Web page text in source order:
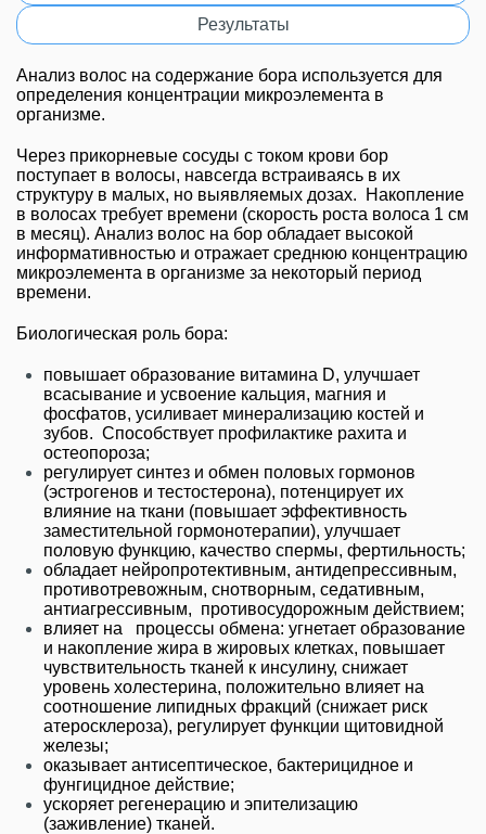
Результаты
Анализ волос на содержание бора используется для
определения концентрации микроэлемента в
организме.
Через прикорневые сосуды с током крови бор
поступает в волосы, навсегда встраиваясь в их
структуру в малых, но выявляемых дозах. Накопление
в волосах требует времени (скорость роста волоса 1 см
в месяц). Анализ волос на бор обладает высокой
информативностью и отражает среднюю концентрацию
микроэлемента в организме за некоторый период
времени.
Биологическая роль бора:
повышает образование витамина D, улучшает
всасывание и усвоение кальция, магния и
фосфатов, усиливает минерализацию костей и
зубов. Способствует профилактике рахита и
остеопороза;
регулирует синтез и обмен половых гормонов
(эстрогенов и тестостерона), потенцирует их
влияние на ткани (повышает эффективность
заместительной гормонотерапии), улучшает
половую функцию, качество спермы, фертильность;
обладает нейропротективным, антидепрессивным,
противотревожным, снотворным, седативным,
антиагрессивным, противосудорожным действием;
влияет на процессы обмена: угнетает образование
и накопление жира в жировых клетках, повышает
чувствительность тканей к инсулину, снижает
уровень холестерина, положительно влияет на
соотношение липидных фракций (снижает риск
атеросклероза), регулирует функции щитовидной
железы;
оказывает антисептическое, бактерицидное и
фунгицидное действие;
ускоряет регенерацию и эпителизацию
(заживление) тканей.